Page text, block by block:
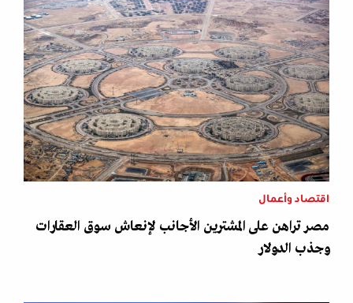
اقتصاد وأعمال
مصر تراهن على المشترين الأجانب لإنعاش سوق العقارات
وجذب الدولار